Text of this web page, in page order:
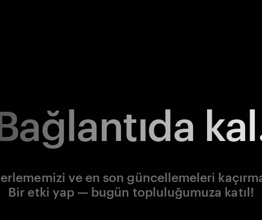
ve en son güncellemeleri
Bir etki yap — bugün topluluğumuza katıl!